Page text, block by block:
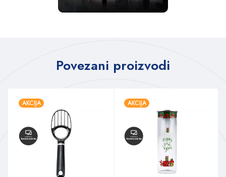
Povezani proizvodi
AKCIJA AKCIJA